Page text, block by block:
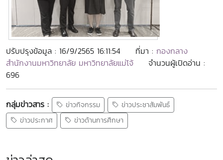
ปรับปรุงข้อมูล : 16/9/2565 16:11:54 ที่มา : กองกลาง
สำนักงานมหาวิทยาลัย มหาวิทยาลัยแม่โจ้
จำนวนผู้เปิดอ่าน :
696
กลุ่มข่าวสาร : ข่าวกิจกรรม
ข่าวประชาสัมพันธ์
ข่าวประกาศ
ข่าวด้านการศึกษา